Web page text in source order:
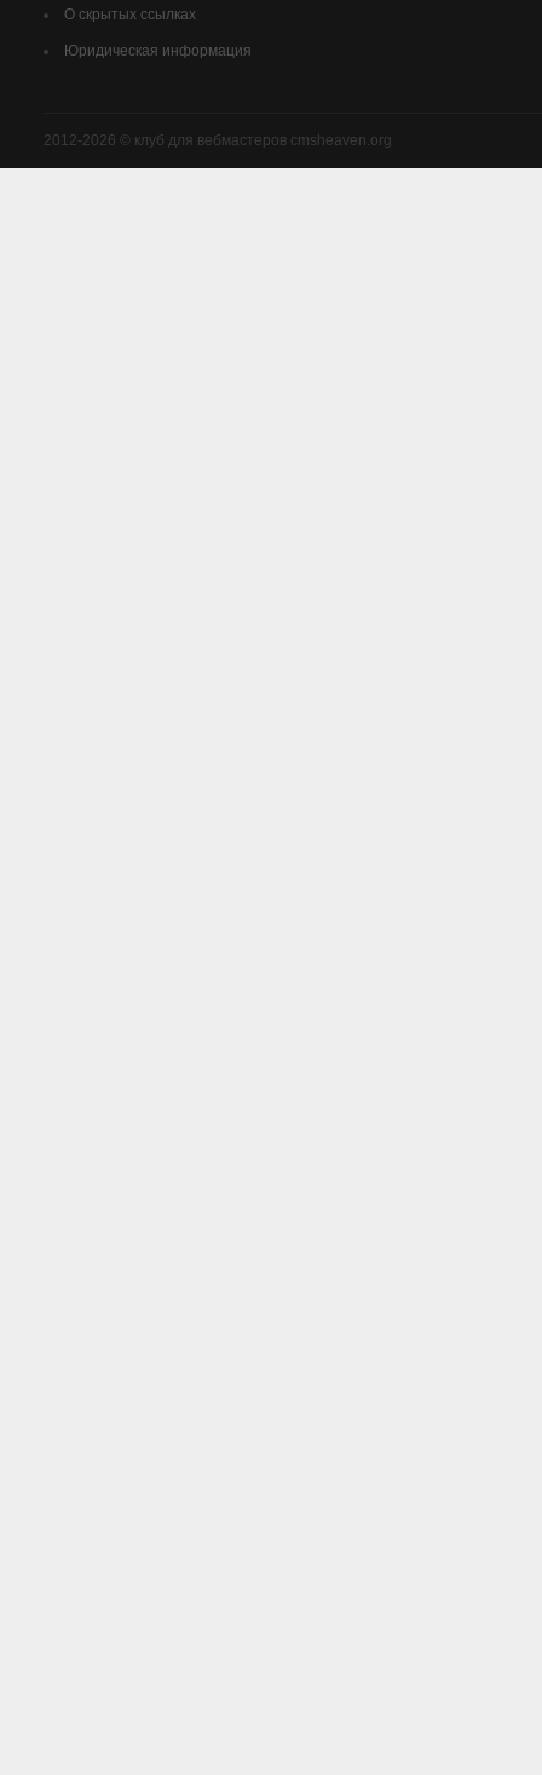
О скрытых ссылках
Юридическая информация
2012-2026 © клуб для вебмастеров cmsheaven.org